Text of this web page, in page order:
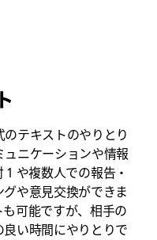
テキストのやりとり
ニケーションや情報
や複数人での報告・
や意見交換ができま
可能ですが、相手の
い時間にやりとりで